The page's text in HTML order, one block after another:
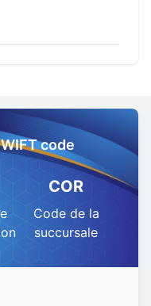
code
COR
Code de la
succursale